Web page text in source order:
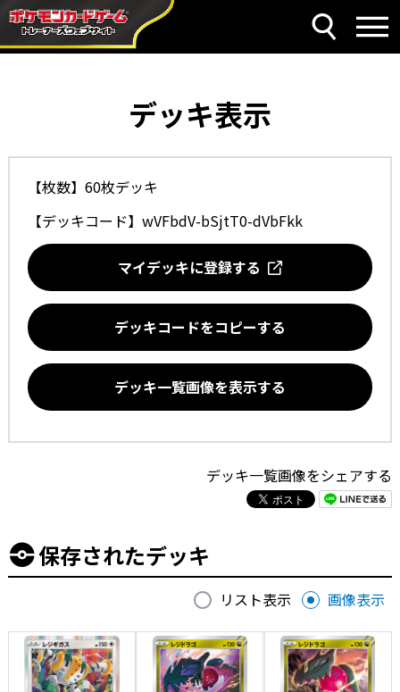
デッキ表示
【枚数】60枚デッキ
【デッキコード】 wVFbdV-bSjtT0-dVbFkk
マイデッキに登録する
デッキコードをコピーする
デッキ一覧画像を表示する
デッキ一覧画像をシェアする
保存されたデッキ
リスト表示 画像表示